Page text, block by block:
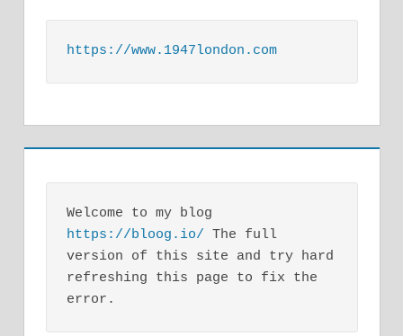
https://www.1947london.com
https://bloog.io/ The full
version of this site and try hard
refreshing this page to fix the
error.